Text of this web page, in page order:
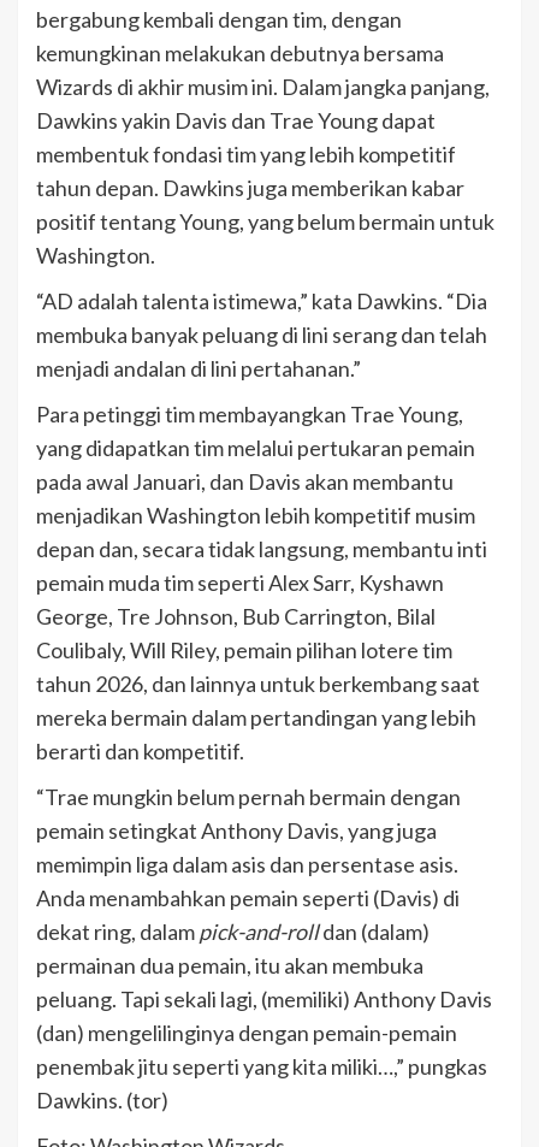
bergabung kembali dengan tim, dengan
kemungkinan melakukan debutnya bersama
Wizards di akhir musim ini. Dalam jangka panjang,
Dawkins yakin Davis dan Trae Young dapat
membentuk fondasi tim yang lebih kompetitif
tahun depan. Dawkins juga memberikan kabar
positif tentang Young, yang belum bermain untuk
Washington.
“AD adalah talenta istimewa,” kata Dawkins. “Dia
membuka banyak peluang di lini serang dan telah
menjadi andalan di lini pertahanan.”
Para petinggi tim membayangkan Trae Young,
yang didapatkan tim melalui pertukaran pemain
pada awal Januari, dan Davis akan membantu
menjadikan Washington lebih kompetitif musim
depan dan, secara tidak langsung, membantu inti
pemain muda tim seperti Alex Sarr, Kyshawn
George, Tre Johnson, Bub Carrington, Bilal
Coulibaly, Will Riley, pemain pilihan lotere tim
tahun 2026, dan lainnya untuk berkembang saat
mereka bermain dalam pertandingan yang lebih
berarti dan kompetitif.
“Trae mungkin belum pernah bermain dengan
pemain setingkat Anthony Davis, yang juga
memimpin liga dalam asis dan persentase asis.
Anda menambahkan pemain seperti (Davis) di
dekat ring, dalampick-and-rolldan (dalam)
permainan dua pemain, itu akan membuka
peluang. Tapi sekali lagi, (memiliki) Anthony Davis
(dan) mengelilinginya dengan pemain-pemain
penembak jitu seperti yang kita miliki…,” pungkas
Dawkins. (tor)